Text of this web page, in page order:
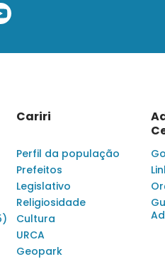
Cariri
Perfil da população
Prefeitos
Legislativo
Religiosidade
Cultura
URCA
Geopark